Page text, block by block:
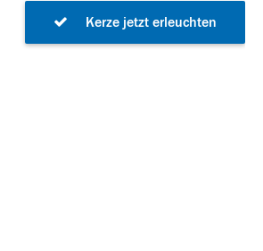
Kerze jetzt erleuchten